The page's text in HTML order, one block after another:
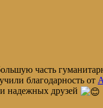
часть
благодарность от
надежных друзей